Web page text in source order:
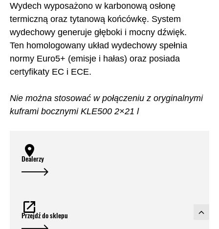
Wydech wyposażono w karbonową osłonę
termiczną oraz tytanową końcówkę. System
wydechowy generuje głęboki i mocny dźwięk.
Ten homologowany układ wydechowy spełnia
normy Euro5+ (emisje i hałas) oraz posiada
certyfikaty EC i ECE.
Nie można stosować w połączeniu z oryginalnymi
kuframi bocznymi KLE500 2×21 l
Dealerzy
Przejdź do sklepu